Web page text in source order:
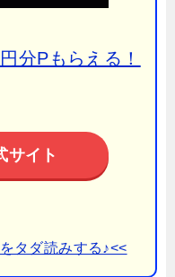
分Pもらえる！
サイト
タダ読みする♪<<